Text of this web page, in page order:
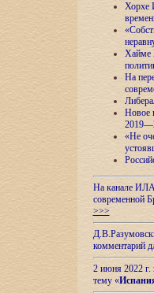
Хорхе
Хайме
На
Новое
«Не
На канале ИЛА
современной
>>>
комментарий
2 июня 2022 г.
тему «